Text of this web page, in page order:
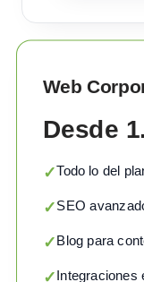
Web
Desde
✓Todo lo del
✓SEO
✓Blog para
✓Integraciones